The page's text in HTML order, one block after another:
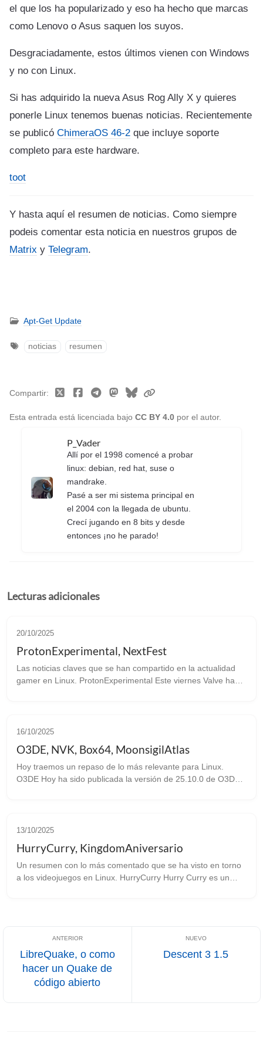
el que los ha popularizado y eso ha hecho que marcas
como Lenovo o Asus saquen los suyos.
Desgraciadamente, estos últimos vienen con Windows
y no con Linux.
Si has adquirido la nueva Asus Rog Ally X y quieres
ponerle Linux tenemos buenas noticias. Recientemente
se publicó ChimeraOS 46-2 que incluye soporte
completo para este hardware.
toot
Y hasta aquí el resumen de noticias. Como siempre
podeis comentar esta noticia en nuestros grupos de
Matrix y Telegram.
Apt-Get Update
noticias resumen
Esta entrada está licenciada bajo CC BY 4.0 por el autor.
Compartir
P_Vader
Allí por el 1998 comencé a probar
linux: debian, red hat, suse o
mandrake.
Pasé a ser mi sistema principal en
el 2004 con la llegada de ubuntu.
Crecí jugando en 8 bits y desde
entonces ¡no he parado!
Lecturas adicionales
20/10/2025
ProtonExperimental, NextFest
Las noticias claves que se han compartido en la actualidad
gamer en Linux. ProtonExperimental Este viernes Valve ha
16/10/2025
O3DE, NVK, Box64, MoonsigilAtlas
Hoy traemos un repaso de lo más relevante para Linux.
O3DE Hoy ha sido publicada la versión de 25.10.0 de O3DE.
13/10/2025
HurryCurry, KingdomAniversario
Un resumen con lo más comentado que se ha visto en torno
a los videojuegos en Linux. HurryCurry Hurry Curry es un
LibreQuake, o como
hacer un Quake de
código abierto
Descent 3 1.5